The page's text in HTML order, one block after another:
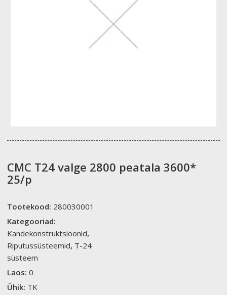
CMC T24 valge 2800 peatala 3600*
25/p
Tootekood: 280030001
Kategooriad:
Kandekonstruktsioonid,
Riputussüsteemid, T-24
süsteem
Laos:0
Ühik: TK